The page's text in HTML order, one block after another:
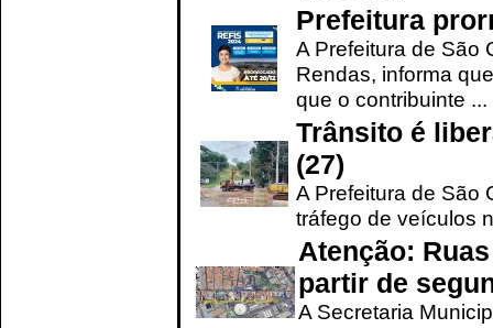
Prefeitura
A Prefeitura de São
Rendas, informa
que o contribuinte ...
Trânsito é
(27)
A Prefeitura de São
tráfego de veículos
Atenção:
partir de
A Secretaria